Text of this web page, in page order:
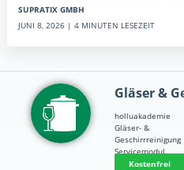
SUPRATIX GMBH
JUNI 8, 2026 | 4 MINUTEN LESEZEIT
Gläser &
holluakademie
Gläser- &
Geschirrreinigung
Servicemodul
Kostenfrei